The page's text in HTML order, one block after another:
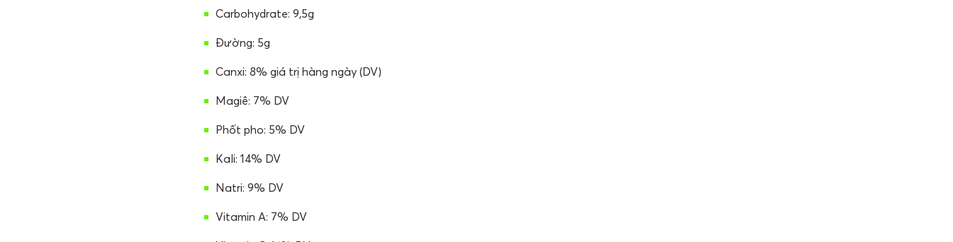
Carbohydrate: 9,5g
Đường: 5g
Canxi: 8% giá trị hàng ngày (DV)
Magiê: 7% DV
Phốt pho: 5% DV
Kali: 14% DV
Natri: 9% DV
Vitamin A: 7% DV